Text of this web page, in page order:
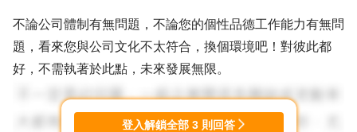
不論公司體制有無問題，不論您的個性品德工作能力有無問
題，看來您與公司文化不太符合，換個環境吧！對彼此都
好，不需執著於此點，未來發展無限。
登入解鎖全部 3 則回答